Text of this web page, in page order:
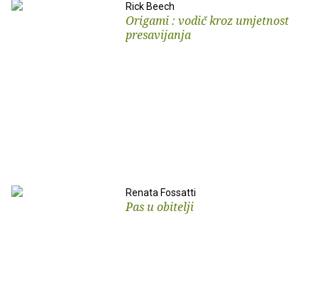
Rick Beech
Origami : vodič kroz umjetnost
presavijanja
Renata Fossatti
Pas u obitelji